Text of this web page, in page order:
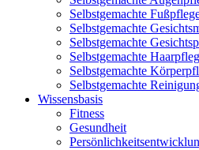
Selbstgemachte
Selbstgemachte
Selbstgemachte
Selbstgemachte
Selbstgemachte
Selbstgemachte
Wissensbasis
Fitness
Gesundheit